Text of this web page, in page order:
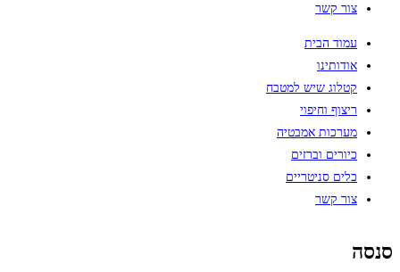
צור קשר
עמוד הבית
אודותינו
קטלוג שיש למטבח
ריצוף וחיפוי
מערכות אמבטיה
כיורים וברזים
כלים סניטריים
צור קשר
סנסה